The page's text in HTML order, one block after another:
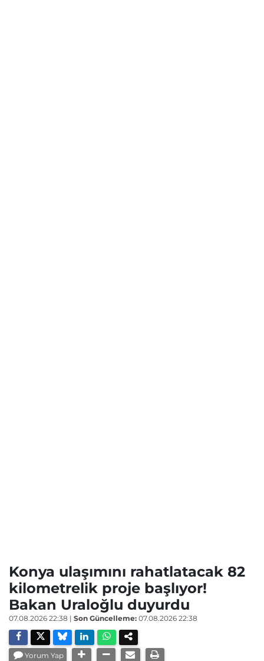
Konya ulaşımını rahatlatacak 82
kilometrelik proje başlıyor!
Bakan Uraloğlu duyurdu
07.08.2026 22:38 | Son Güncelleme: 07.08.2026 22:38
Yorum Yap